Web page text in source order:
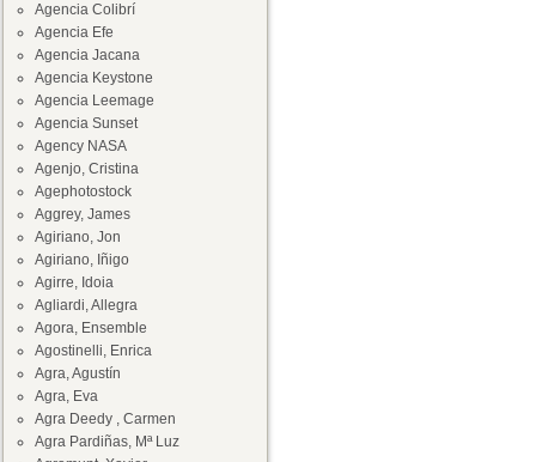
Agencia Colibrí
Agencia Efe
Agencia Jacana
Agencia Keystone
Agencia Leemage
Agencia Sunset
Agency NASA
Agenjo, Cristina
Agephotostock
Aggrey, James
Agiriano, Jon
Agiriano, Iñigo
Agirre, Idoia
Agliardi, Allegra
Agora, Ensemble
Agostinelli, Enrica
Agra, Agustín
Agra, Eva
Agra Deedy , Carmen
Agra Pardiñas, Mª Luz